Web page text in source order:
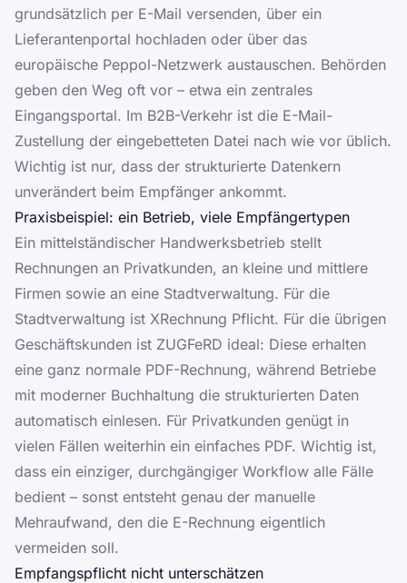
grundsätzlich per E-Mail versenden, über ein
Lieferantenportal hochladen oder über das
europäische Peppol-Netzwerk austauschen. Behörden
geben den Weg oft vor – etwa ein zentrales
Eingangsportal. Im B2B-Verkehr ist die E-Mail-
Zustellung der eingebetteten Datei nach wie vor üblich.
Wichtig ist nur, dass der strukturierte Datenkern
unverändert beim Empfänger ankommt.
Praxisbeispiel: ein Betrieb, viele Empfängertypen
Ein mittelständischer Handwerksbetrieb stellt
Rechnungen an Privatkunden, an kleine und mittlere
Firmen sowie an eine Stadtverwaltung. Für die
Stadtverwaltung ist XRechnung Pflicht. Für die übrigen
Geschäftskunden ist ZUGFeRD ideal: Diese erhalten
eine ganz normale PDF-Rechnung, während Betriebe
mit moderner Buchhaltung die strukturierten Daten
automatisch einlesen. Für Privatkunden genügt in
vielen Fällen weiterhin ein einfaches PDF. Wichtig ist,
dass ein einziger, durchgängiger Workflow alle Fälle
bedient – sonst entsteht genau der manuelle
Mehraufwand, den die E-Rechnung eigentlich
vermeiden soll.
Empfangspflicht nicht unterschätzen